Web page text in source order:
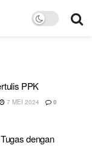
PPK
7 MEI 2024 0
dengan